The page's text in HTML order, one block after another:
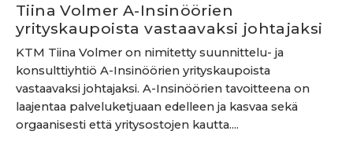
Tiina Volmer A-Insinöörien
yrityskaupoista vastaavaksi johtajaksi
KTM Tiina Volmer on nimitetty suunnittelu- ja
konsulttiyhtiö A-Insinöörien yrityskaupoista
vastaavaksi johtajaksi. A-Insinöörien tavoitteena on
laajentaa palveluketjuaan edelleen ja kasvaa sekä
orgaanisesti että yritysostojen kautta....